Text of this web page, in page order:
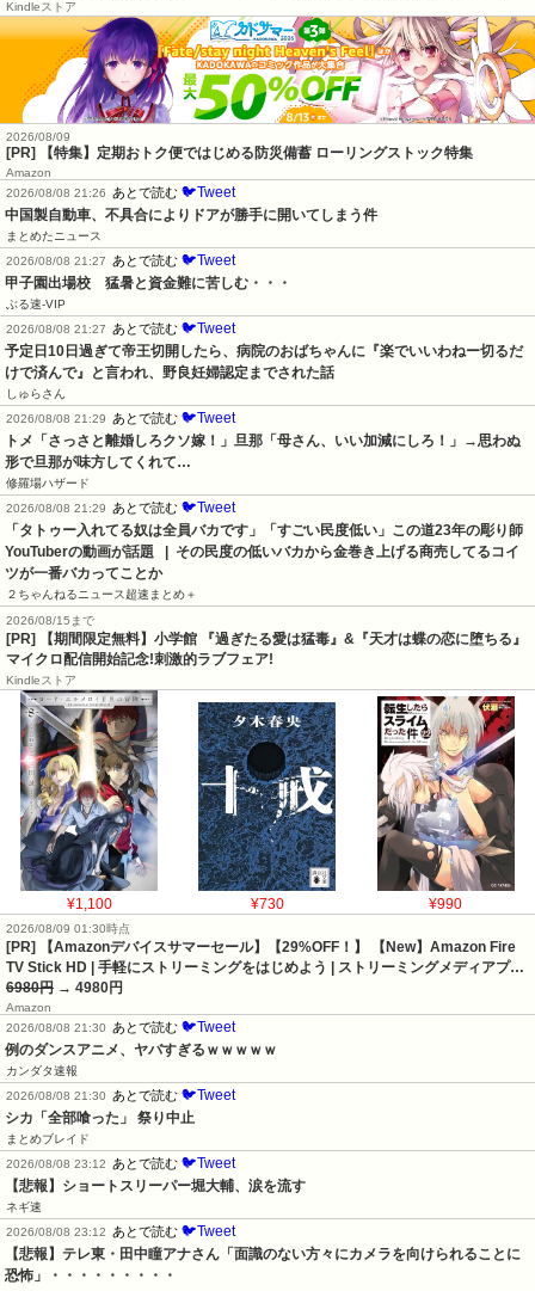
Kindleストア
2026/08/09
[PR] 【特集】定期おトク便ではじめる防災備蓄 ローリングストック特集
Amazon
2026/08/08 21:26
あとで読む 🐦Tweet
中国製自動車、不具合によりドアが勝手に開いてしまう件
まとめたニュース
2026/08/08 21:27
あとで読む 🐦Tweet
甲子園出場校　猛暑と資金難に苦しむ・・・
ぶる速-VIP
2026/08/08 21:27
あとで読む 🐦Tweet
予定日10日過ぎて帝王切開したら、病院のおばちゃんに『楽でいいわねー切るだ
けで済んで』と言われ、野良妊婦認定までされた話
しゅらさん
2026/08/08 21:29
あとで読む 🐦Tweet
トメ「さっさと離婚しろクソ嫁！」旦那「母さん、いい加減にしろ！」→思わぬ
形で旦那が味方してくれて…
修羅場ハザード
2026/08/08 21:29
あとで読む 🐦Tweet
「タトゥー入れてる奴は全員バカです」「すごい民度低い」この道23年の彫り師
YouTuberの動画が話題   |  その民度の低いバカから金巻き上げる商売してるコイ
ツが一番バカってことか
２ちゃんねるニュース超速まとめ＋
2026/08/15まで
[PR] 【期間限定無料】小学館 『過ぎたる愛は猛毒』&『天才は蝶の恋に堕ちる』
マイクロ配信開始記念!刺激的ラブフェア!
Kindleストア
¥1,100 ¥730 ¥990
2026/08/09 01:30時点
[PR] 【Amazonデバイスサマーセール】【29%OFF！】 【New】Amazon Fire
TV Stick HD | 手軽にストリーミングをはじめよう | ストリーミングメディアプ…
6980円 → 4980円
Amazon
2026/08/08 21:30 あとで読む 🐦Tweet
例のダンスアニメ、ヤバすぎるｗｗｗｗｗ
カンダタ速報
2026/08/08 21:30 あとで読む 🐦Tweet
シカ「全部喰った」 祭り中止
まとめブレイド
2026/08/08 23:12 あとで読む 🐦Tweet
【悲報】ショートスリーパー堀大輔、涙を流す
ネギ速
2026/08/08 23:12 あとで読む 🐦Tweet
【悲報】テレ東・田中瞳アナさん「面識のない方々にカメラを向けられることに
恐怖」・・・・・・・・・